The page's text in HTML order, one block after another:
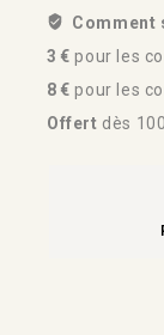
Comment
3 € pour les
8 € pour les
Offert dès